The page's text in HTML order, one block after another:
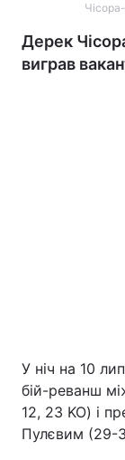
Дерек
виграв
У ніч на 10
бій-реванш
12, 23 KO) і
Пулєвим (29-